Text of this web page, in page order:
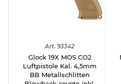
Art. 93342
Glock 19X MOS CO2
Luftpistole Kal. 4,5mm
BB Metallschlitten